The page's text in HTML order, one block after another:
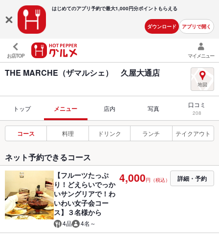
はじめてのアプリ予約で最大1,000円分ポイントもらえる
ダウンロード アプリで開く
お店TOP マイメニュー
THE MARCHE（ザマルシェ） 久屋大通店
トップ メニュー 店内 写真 口コミ
208
コース 料理 ドリンク ランチ テイクアウト
ネット予約できるコース
【フルーツたっぷ
り！どえらいでっか
いサングリアで！わ
いわい女子会コー
ス】３名様から
4品 4名～
4,000円（税込） 詳細・予約